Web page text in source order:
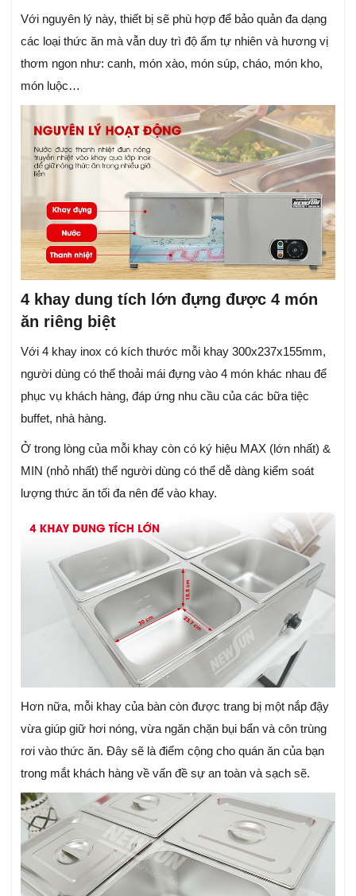
Với nguyên lý này, thiết bị sẽ phù hợp để bảo quản đa dạng
các loại thức ăn mà vẫn duy trì độ ẩm tự nhiên và hương vị
thơm ngon như: canh, món xào, món súp, cháo, món kho,
món luộc…
4 khay dung tích lớn đựng được 4 món
ăn riêng biệt
Với 4 khay inox có kích thước mỗi khay 300x237x155mm,
người dùng có thể thoải mái đựng vào 4 món khác nhau để
phục vụ khách hàng, đáp ứng nhu cầu của các bữa tiệc
buffet, nhà hàng.
Ở trong lòng của mỗi khay còn có ký hiệu MAX (lớn nhất) &
MIN (nhỏ nhất) thể người dùng có thể dễ dàng kiểm soát
lượng thức ăn tối đa nên để vào khay.
Hơn nữa, mỗi khay của bàn còn được trang bị một nắp đậy
vừa giúp giữ hơi nóng, vừa ngăn chặn bụi bẩn và côn trùng
rơi vào thức ăn. Đây sẽ là điểm cộng cho quán ăn của bạn
trong mắt khách hàng về vấn đề sự an toàn và sạch sẽ.